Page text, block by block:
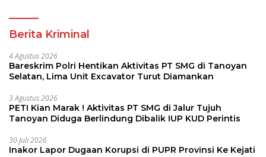
Berita Kriminal
4 Agustus 2026
Bareskrim Polri Hentikan Aktivitas PT SMG di Tanoyan
Selatan, Lima Unit Excavator Turut Diamankan
3 Agustus 2026
PETI Kian Marak ! Aktivitas PT SMG di Jalur Tujuh
Tanoyan Diduga Berlindung Dibalik IUP KUD Perintis
30 Juli 2026
Inakor Lapor Dugaan Korupsi di PUPR Provinsi Ke Kejati